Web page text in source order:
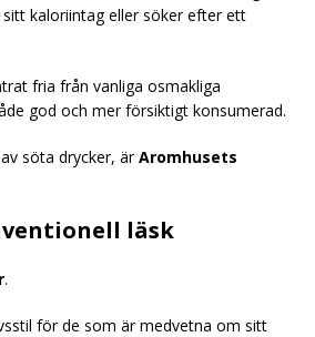
kaloriintag eller söker efter ett
fria från vanliga osmakliga
god och mer försiktigt konsumerad.
söta drycker, ärAromhusets
läsk
.
för de som är medvetna om sitt